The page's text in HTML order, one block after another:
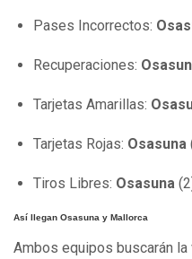
Pases Incorrectos:
Recuperaciones:
Tarjetas Amarillas:
Tarjetas Rojas: Osasuna
Tiros Libres: Osasuna
Así llegan Osasuna y Mallorca
Ambos equipos buscarán